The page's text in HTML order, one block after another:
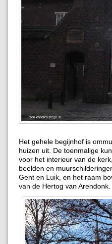
Het gehele begijnhof is
huizen uit. De toenmalige
voor het interieur van de kerk,
beelden en
Gent en Luik, en het raam
van de Hertog van Arendonk.